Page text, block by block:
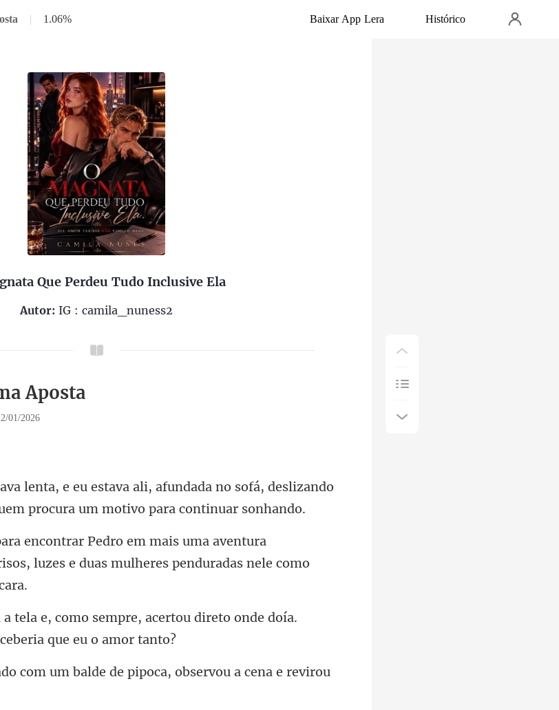
| 1.06% Baixar App Lera Histórico
Que Perdeu Tudo Inclusive Ela
Autor: IG : camila_nuness2
Aposta
01/2026
afundada no sofá, deslizando
aventura
luzes e duas mul
mpre, acertou direto onde doía.
om um balde de pipoca, obser